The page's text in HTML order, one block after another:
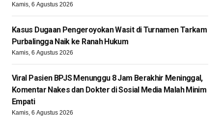
Kamis, 6 Agustus 2026
Kasus Dugaan Pengeroyokan Wasit di Turnamen Tarkam
Purbalingga Naik ke Ranah Hukum
Kamis, 6 Agustus 2026
Viral Pasien BPJS Menunggu 8 Jam Berakhir Meninggal,
Komentar Nakes dan Dokter di Sosial Media Malah Minim
Empati
Kamis, 6 Agustus 2026